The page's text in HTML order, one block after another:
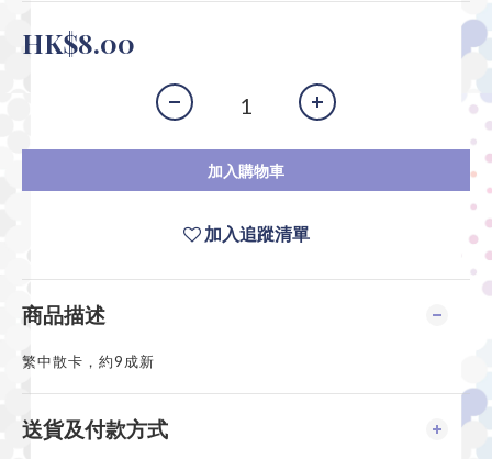
HK$8.00
加入購物車
加入追蹤清單
商品描述
繁中散卡，約9成新
送貨及付款方式